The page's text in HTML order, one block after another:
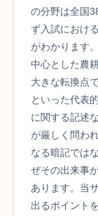
の分野は全国
ず入試におけ
がわかります
中心とした農
大きな転換点
といった代表
に関する記述
が厳しく問わ
なる暗記では
ぜその出来事
あります。当
出るポイント